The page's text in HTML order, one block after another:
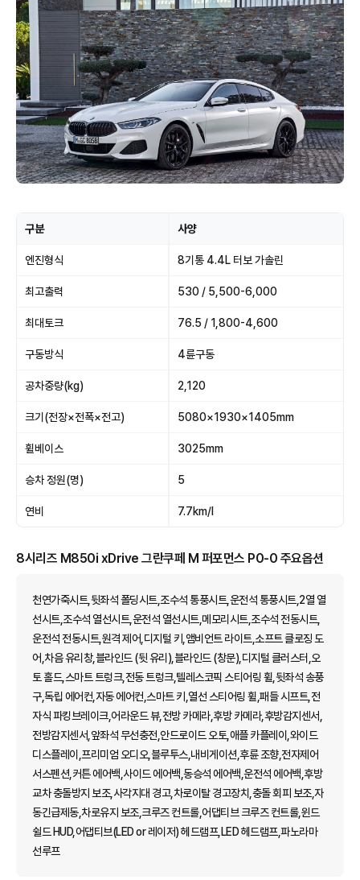
구분 사양
엔진형식 8기통 4.4L 터보 가솔린
최고출력 530 / 5,500-6,000
최대토크 76.5 / 1,800-4,600
구동방식 4륜구동
공차중량(kg) 2,120
크기(전장×전폭×전고) 5080×1930×1405mm
휠베이스 3025mm
승차 정원(명) 5
연비 7.7km/l
8시리즈 M850i xDrive 그란쿠페 M 퍼포먼스 P0-0 주요옵션
천연가죽시트,뒷좌석 폴딩시트,조수석 통풍시트,운전석 통풍시트,2열 열
선시트,조수석 열선시트,운전석 열선시트,메모리시트,조수석 전동시트,
운전석 전동시트,원격 제어,디지털 키,앰비언트 라이트,소프트 클로징 도
어,차음 유리창,블라인드 (뒷 유리),블라인드 (창문),디지털 클러스터,오
토 홀드,스마트 트렁크,전동 트렁크,텔레스코픽 스티어링 휠,뒷좌석 송풍
구,독립 에어컨,자동 에어컨,스마트 키,열선 스티어링 휠,패들 시프트,전
자식 파킹브레이크,어라운드 뷰,전방 카메라,후방 카메라,후방감지센서,
전방감지센서,앞좌석 무선충전,안드로이드 오토,애플 카플레이,와이드
디스플레이,프리미엄 오디오,블루투스,내비게이션,후륜 조향,전자제어
서스펜션,커튼 에어백,사이드 에어백,동승석 에어백,운전석 에어백,후방
교차 충돌방지 보조,사각지대 경고,차로이탈 경고장치,충돌 회피 보조,자
동긴급제동,차로유지 보조,크루즈 컨트롤,어댑티브 크루즈 컨트롤,윈드
쉴드 HUD,어댑티브(LED or 레이저) 헤드램프,LED 헤드램프,파노라마
선루프